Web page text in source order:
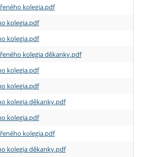
kolegia.pdf
kolegia.pdf
kolegia.pdf
kolegia děkanky.pdf
kolegia.pdf
kolegia.pdf
kolegia děkanky.pdf
kolegia.pdf
kolegia.pdf
kolegia děkanky.pdf